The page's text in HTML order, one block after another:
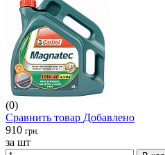
(0)
Сравнить товар Добавлено
910 грн.
за шт